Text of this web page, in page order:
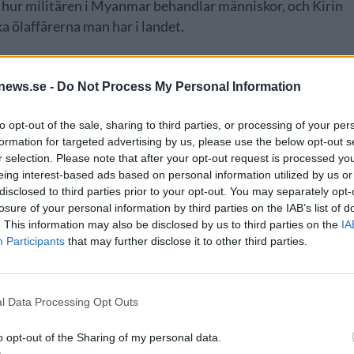
- Do Not Process My Personal Information
opt-out of the sale, sharing to third parties, or processing of your
for targeted advertising by us, please use the below opt-out
selection. Please note that after your opt-out request is processed
interest-based ads based on personal information utilized by us
to third parties prior to your opt-out. You may separately
of your personal information by third parties on the IAB’s list of
This information may also be disclosed by us to third parties on the
Participants that may further disclose it to other third parties.
Data Processing Opt Outs
opt-out of the Sharing of my personal data.
militären i Myanmar behandlar människor, och Kirin
ölaffärerna man har i landet.
,MYANMAR
för öljätte – tvist